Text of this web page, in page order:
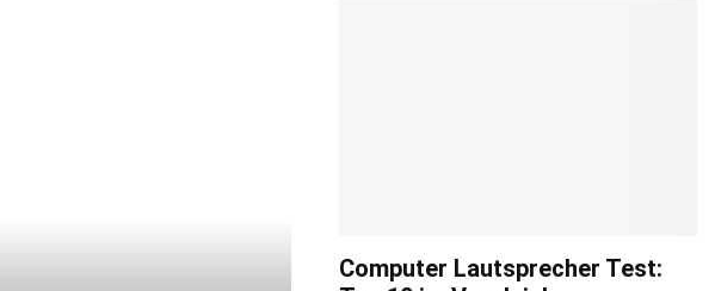
Computer Lautsprecher Test: